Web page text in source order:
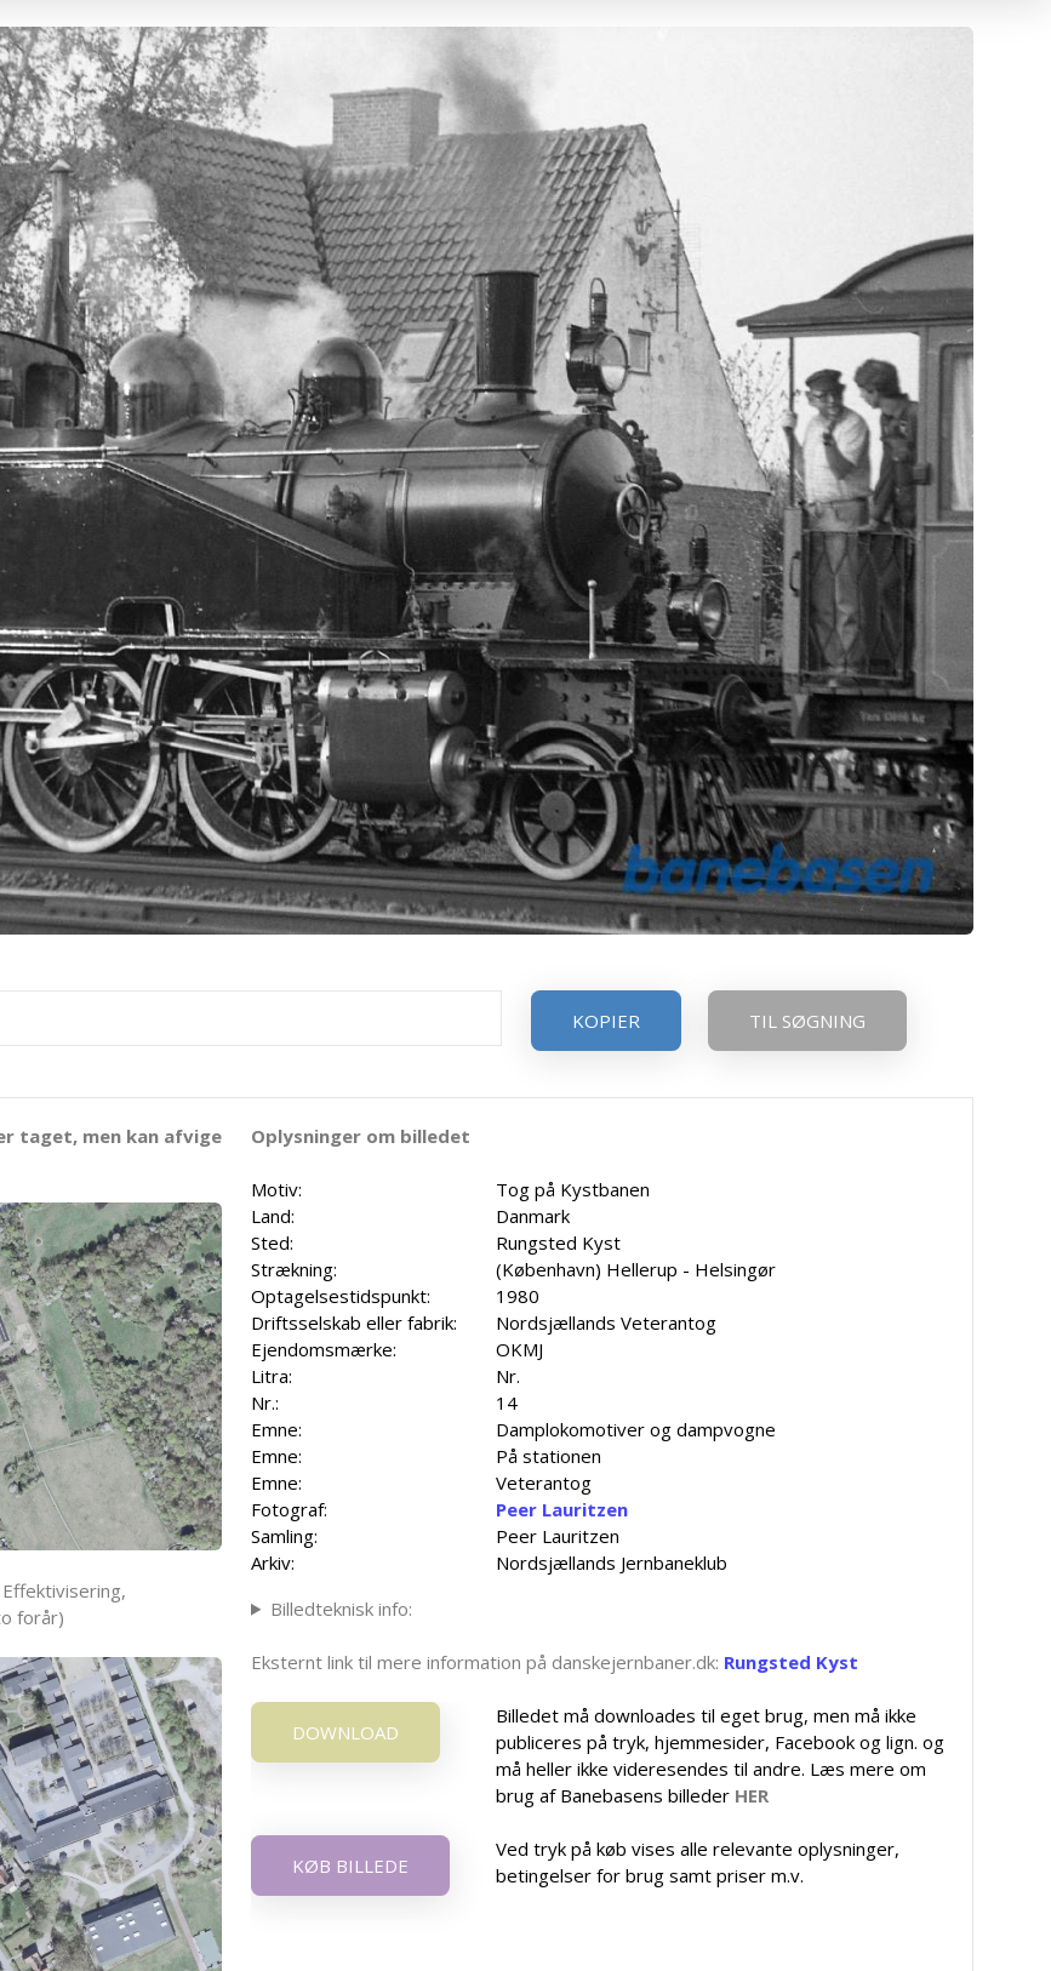
KOPIER
TIL SØGNING
taget, men kan afvige
forår)
Oplysninger om billedet
Motiv:
Tog på Kystbanen
Land:
Danmark
Sted:
Rungsted Kyst
Strækning:
(København) Hellerup - Helsingør
Optagelsestidspunkt:
1980
Driftsselskab eller fabrik:
Nordsjællands Veterantog
Ejendomsmærke:
OKMJ
Litra:
Nr.
Nr.:
14
Emne:
Damplokomotiver og dampvogne
Emne:
På stationen
Emne:
Veterantog
Fotograf:
Peer Lauritzen
Samling:
Peer Lauritzen
Arkiv:
Nordsjællands Jernbaneklub
Billedteknisk info:
Eksternt link til mere information på danskejernbaner.dk: Rungsted Kyst
DOWNLOAD
Billedet må downloades til eget brug, men må ikke
publiceres på tryk, hjemmesider, Facebook og lign. og
må heller ikke videresendes til andre. Læs mere om
brug af Banebasens billeder HER
KØB BILLEDE
Ved tryk på køb vises alle relevante oplysninger,
betingelser for brug samt priser m.v.